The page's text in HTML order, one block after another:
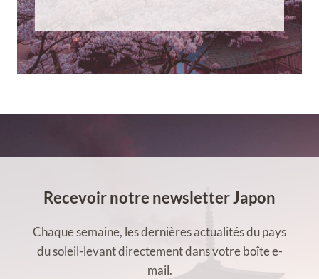
Recevoir notre newsletter Japon
Chaque semaine, les dernières actualités du pays
du soleil-levant directement dans votre boîte e-
mail.